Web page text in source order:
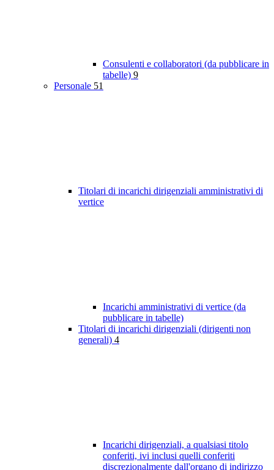
Consulenti e collaboratori (da pubblicare in
tabelle) 9
Personale 51
Titolari di incarichi dirigenziali amministrativi di
vertice
Incarichi amministrativi di vertice (da
pubblicare in tabelle)
Titolari di incarichi dirigenziali (dirigenti non
generali) 4
Incarichi dirigenziali, a qualsiasi titolo
conferiti, ivi inclusi quelli conferiti
discrezionalmente dall'organo di indirizzo